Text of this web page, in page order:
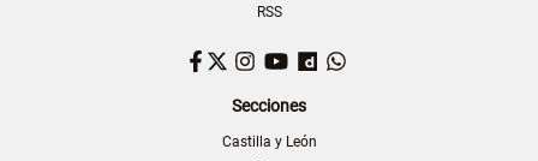
RSS
Facebook
TwitterInstagram
YouTubeDailymotion
Secciones
Castilla y León